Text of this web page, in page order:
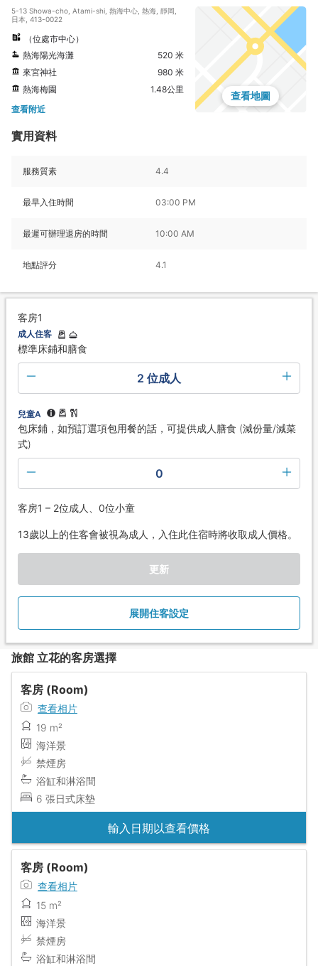
5-13 Showa-cho, Atami-shi, 熱海中心, 熱海, 靜岡,
日本, 413-0022
（位處市中心）
熱海陽光海灘
520 米
來宮神社
980 米
熱海梅園
1.48公里
查看附近
查看地圖
實用資料
服務質素 4.4
最早入住時間 03:00 PM
最遲可辦理退房的時間 10:00 AM
地點評分 4.1
客房1
成人住客
標準床鋪和膳食
2 位成人
兒童A
包床鋪，如預訂選項包用餐的話，可提供成人膳食 (減份量/減菜
式)
0
客房1 – 2位成人、0位小童
13歲以上的住客會被視為成人，入住此住宿時將收取成人價格。
更新
展開住客設定
旅館 立花的客房選擇
客房 (Room)
查看相片
19 m²
海洋景
禁煙房
浴缸和淋浴間
6 張日式床墊
輸入日期以查看價格
客房 (Room)
查看相片
15 m²
海洋景
禁煙房
浴缸和淋浴間